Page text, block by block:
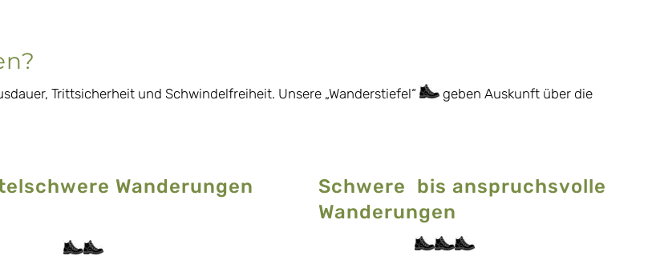
Trittsicherheit und Schwindelfreiheit. Unsere „Wanderstiefel“
geben Auskunft über die
Wanderungen
Schwere bis anspruchsvolle
Wanderungen